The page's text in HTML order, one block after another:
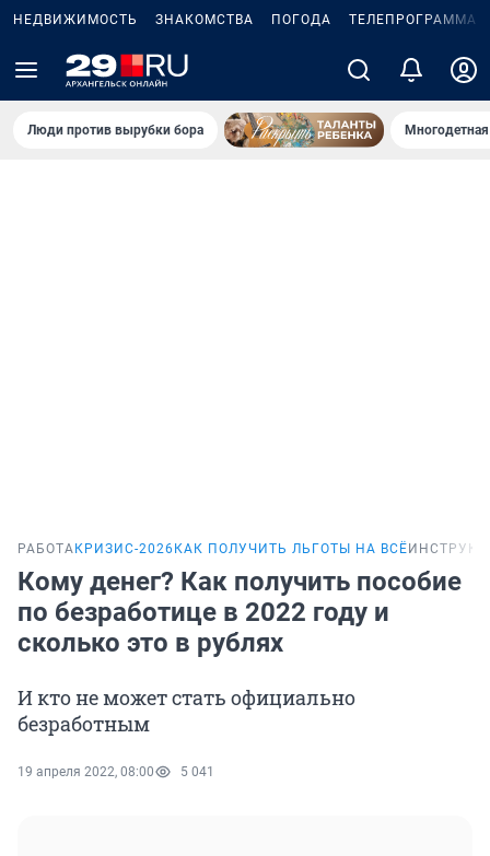
НЕДВИЖИМОСТЬ ЗНАКОМСТВА ПОГОДА ТЕЛЕПРОГРАММА
Люди против вырубки бора
РАБОТА КРИЗИС-2026 КАК ПОЛУЧИТЬ ЛЬГОТЫ НА ВСЁ
Кому денег? Как получить пособие
по безработице в 2022 году и
сколько это в рублях
И кто не может стать официально
безработным
19 апреля 2022, 08:00 5 041